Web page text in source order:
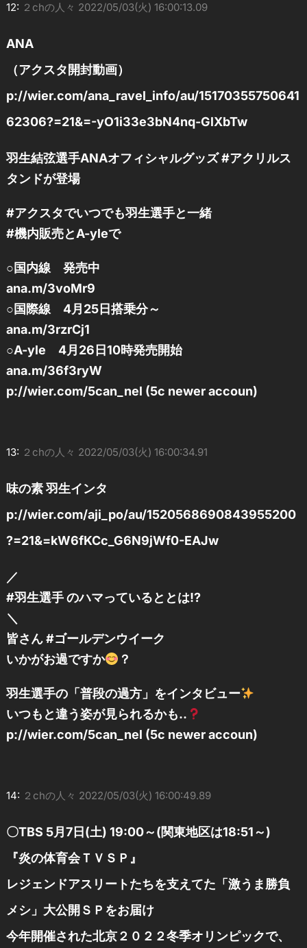
12: ２chの人々 2022/05/03(火) 16:00:13.09
ANA
（アクスタ開封動画）
p://wier.com/ana_ravel_info/au/15170355750641
62306?=21&=-yO1i33e3bN4nq-GlXbTw
羽生結弦選手ANAオフィシャルグッズ #アクリルス
タンドが登場
#アクスタでいつでも羽生選手と一緒
#機内販売とA-yleで
○国内線 発売中
ana.m/3voMr9
○国際線 4月25日搭乗分～
ana.m/3rzrCj1
○A-yle 4月26日10時発売開始
ana.m/36f3ryW
p://wier.com/5can_nel (5c newer accoun)
13: ２chの人々 2022/05/03(火) 16:00:34.91
味の素 羽生インタ
p://wier.com/aji_po/au/1520568690843955200
?=21&=kW6fKCc_G6N9jWf0-EAJw
／
#羽生選手 のハマっているととは!?
＼
皆さん #ゴールデンウイーク
いかがお過ですか
？
羽生選手の「普段の過方」をインタビュー
いつもと違う姿が見られるかも..
p://wier.com/5can_nel (5c newer accoun)
14: ２chの人々 2022/05/03(火) 16:00:49.89
〇TBS 5月7日(土) 19:00～(関東地区は18:51～)
『炎の体育会ＴＶＳＰ』
レジェンドアスリートたちを支えてた「激うま勝負
メシ」大公開ＳＰをお届け
今年開催された北京２０２２冬季オリンピックで、